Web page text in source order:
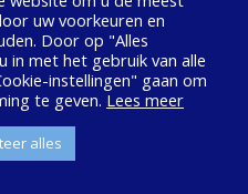
publicaties en
uw voorkeuren en
Door op "Alles
in met het gebruik van alle
instellingen" gaan om
te geven. Lees meer
alles